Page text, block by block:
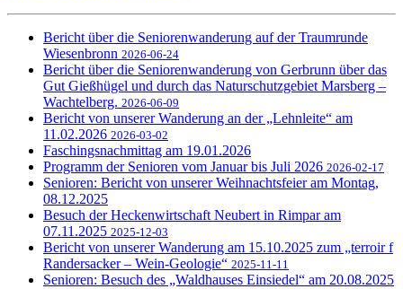
Bericht über die Seniorenwanderung auf der Traumrunde
Wiesenbronn 2026-06-24
Bericht über die Seniorenwanderung von Gerbrunn über das
Gut Gießhügel und durch das Naturschutzgebiet Marsberg –
Wachtelberg. 2026-06-09
Bericht von unserer Wanderung an der „Lehnleite“ am
11.02.2026 2026-03-02
Faschingsnachmittag am 19.01.2026
Programm der Senioren vom Januar bis Juli 2026 2026-02-17
Senioren: Bericht von unserer Weihnachtsfeier am Montag,
08.12.2025
Besuch der Heckenwirtschaft Neubert in Rimpar am
07.11.2025 2025-12-03
Bericht von unserer Wanderung am 15.10.2025 zum „terroir f
Randersacker – Wein-Geologie“ 2025-11-11
Senioren: Besuch des „Waldhauses Einsiedel“ am 20.08.2025